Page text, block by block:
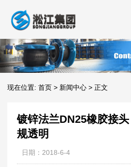
现在位置: 首页 > 新闻中心 > 正文
镀锌法兰DN25橡胶接
规透明
日期：2018-6-4